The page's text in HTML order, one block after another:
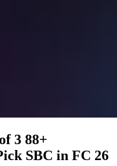
3 88+
SBC in FC 26